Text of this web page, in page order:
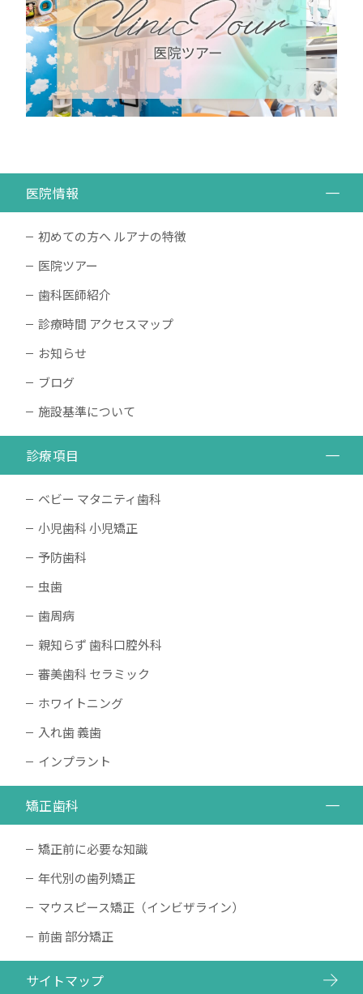
医院情報
初めての方へ ルアナの特徴
医院ツアー
歯科医師紹介
診療時間 アクセスマップ
お知らせ
ブログ
施設基準について
診療項目
ベビー マタニティ歯科
小児歯科 小児矯正
予防歯科
虫歯
歯周病
親知らず 歯科口腔外科
審美歯科 セラミック
ホワイトニング
入れ歯 義歯
インプラント
矯正歯科
矯正前に必要な知識
年代別の歯列矯正
マウスピース矯正（インビザライン）
前歯 部分矯正
サイトマップ